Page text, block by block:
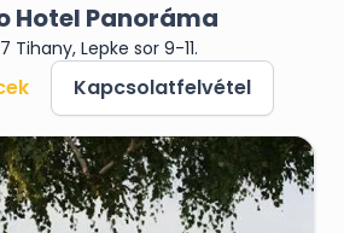
Hotel Panoráma
Tihany, Lepke sor 9-11.
Kapcsolatfelvétel